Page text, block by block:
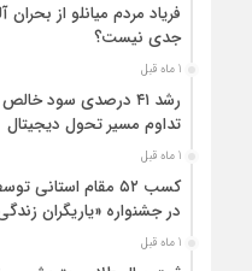
فریاد مردم میانلو از
جدی نیست؟
1 ماه قبل
تداوم مسیر تحول دیجیتال
1 ماه قبل
کسب ۵۲ مقام
در جشنواره «یاریگران
1 ماه قبل